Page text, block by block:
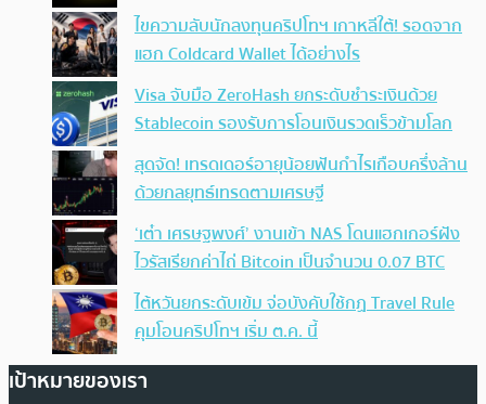
ไขความลับนักลงทุนคริปโทฯ เกาหลีใต้! รอดจาก
แฮก Coldcard Wallet ได้อย่างไร
Visa จับมือ ZeroHash ยกระดับชำระเงินด้วย
Stablecoin รองรับการโอนเงินรวดเร็วข้ามโลก
สุดจัด! เทรดเดอร์อายุน้อยฟันกำไรเกือบครึ่งล้าน
ด้วยกลยุทธ์เทรดตามเศรษฐี
‘เต๋า เศรษฐพงศ์’ งานเข้า NAS โดนแฮกเกอร์ฝัง
ไวรัสเรียกค่าไถ่ Bitcoin เป็นจำนวน 0.07 BTC
ไต้หวันยกระดับเข้ม จ่อบังคับใช้กฏ Travel Rule
คุมโอนคริปโทฯ เริ่ม ต.ค. นี้
เป้าหมายของเรา